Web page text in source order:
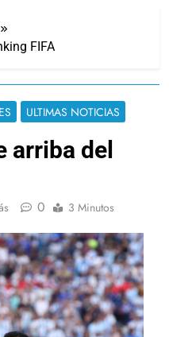
FIFA
ULTIMAS NOTICIAS
arriba del
0 3 Minutos